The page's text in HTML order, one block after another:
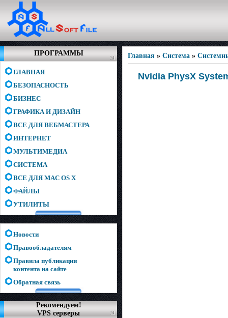
ПРОГРАММЫ
ГЛАВНАЯ
БЕЗОПАСНОСТЬ
БИЗНЕС
ГРАФИКА И ДИЗАЙН
ВСЕ ДЛЯ ВЕБМАСТЕРА
ИНТЕРНЕТ
МУЛЬТИМЕДИА
СИСТЕМА
ВСЕ ДЛЯ MAC OS X
ФАЙЛЫ
УТИЛИТЫ
Новости
Правообладателям
Правила публикации
контента на сайте
Обратная связь
Рекомендуем!
VPS серверы
Главная » Система »
Nvidia PhysX